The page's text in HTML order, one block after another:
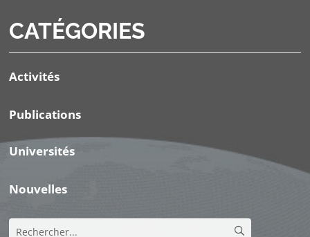
CATÉGORIES
Activités
Publications
Universités
Nouvelles